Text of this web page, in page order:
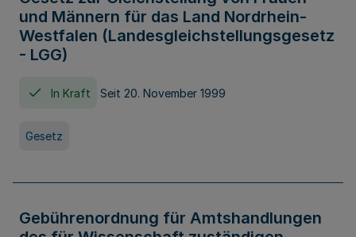
und Männern für das Land Nordrhein-
Westfalen (Landesgleichstellungsgesetz
- LGG)
In Kraft Seit 20. November 1999
Gesetz
Gebührenordnung für Amtshandlungen